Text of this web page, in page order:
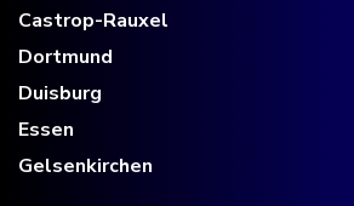
Castrop-Rauxel
Dortmund
Duisburg
Essen
Gelsenkirchen